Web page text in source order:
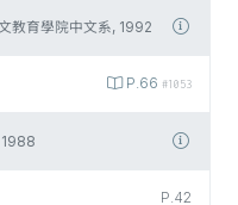
教育學院中文系, 1992
P.66 #1053
P.42